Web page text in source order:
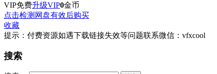
VIP免费升级VIP0金币
点击检测网盘有效后购买
收藏
提示：付费资源如遇下载链接失效等问题联系微信：vfxcool
搜索